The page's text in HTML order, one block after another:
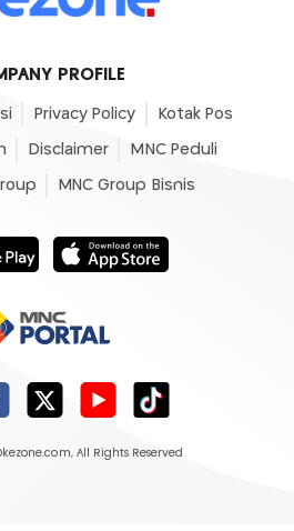
PROFILE
Privacy Policy Kotak Pos
Disclaimer MNC Peduli
MNC Group Bisnis
, All Rights Reserved